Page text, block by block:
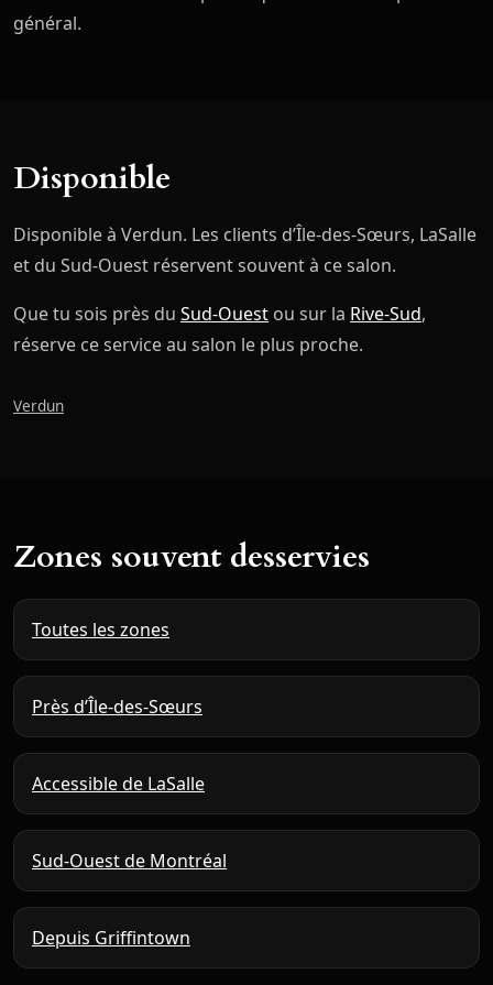
général.
Disponible
Disponible à Verdun. Les clients d’Île-des-Sœurs, LaSalle
et du Sud-Ouest réservent souvent à ce salon.
Que tu sois près du Sud-Ouest ou sur la Rive-Sud,
réserve ce service au salon le plus proche.
Verdun
Zones souvent desservies
Toutes les zones
Près d’Île-des-Sœurs
Accessible de LaSalle
Sud-Ouest de Montréal
Depuis Griffintown